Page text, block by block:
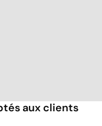
aux clients